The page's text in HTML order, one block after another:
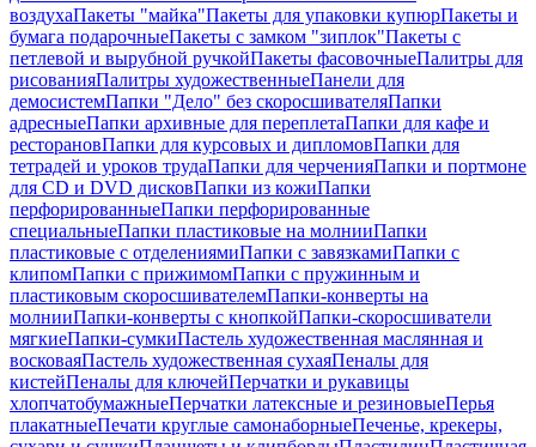
воздухаПакеты "майка"Пакеты для упаковки купюрПакеты и
бумага подарочныеПакеты с замком "зиплок"Пакеты с
петлевой и вырубной ручкойПакеты фасовочныеПалитры для
рисованияПалитры художественныеПанели для
демосистемПапки "Дело" без скоросшивателяПапки
адресныеПапки архивные для переплетаПапки для кафе и
ресторановПапки для курсовых и дипломовПапки для
тетрадей и уроков трудаПапки для черченияПапки и портмоне
для CD и DVD дисковПапки из кожиПапки
перфорированныеПапки перфорированные
специальныеПапки пластиковые на молнииПапки
пластиковые с отделениямиПапки с завязкамиПапки с
клипомПапки с прижимомПапки с пружинным и
пластиковым скоросшивателемПапки-конверты на
молнииПапки-конверты с кнопкойПапки-скоросшиватели
мягкиеПапки-сумкиПастель художественная маслянная и
восковаяПастель художественная сухаяПеналы для
кистейПеналы для ключейПерчатки и рукавицы
хлопчатобумажныеПерчатки латексные и резиновыеПерья
плакатныеПечати круглые самонаборныеПеченье, крекеры,